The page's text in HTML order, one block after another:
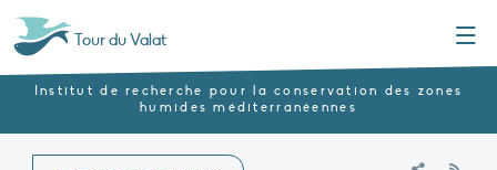
Tour du Valat
Institut de recherche pour la conservation des zones
humides méditerranéennes